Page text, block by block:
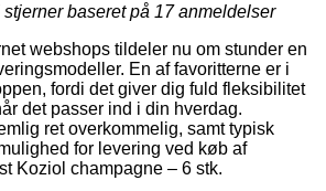
stjerner baseret på 17anmeldelser
webshops tildeler nu om stunder en
En af favoritterne er i
fordi det giver dig fuld fleksibilitet
det passer ind i din hverdag.
ret overkommelig, samt typisk
for levering ved køb af
Koziol champagne – 6 stk.